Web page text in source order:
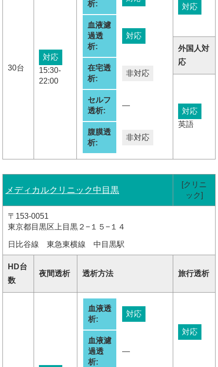
30台
対応
15:30-
22:00
析:
血液濾
過透
析:
対応
在宅透
析:
非対応
セルフ
透析:
―
腹膜透
析:
非対応
対応
外国人対
応
対応
英語
メディカルクリニック中目黒
[クリニ
ック]
〒153-0051
東京都目黒区上目黒２−１５−１４
日比谷線 東急東横線 中目黒駅
HD台
数
夜間透析 透析方法 旅行透析
血液透
析:
対応
血液濾
過透
析:
―
対応